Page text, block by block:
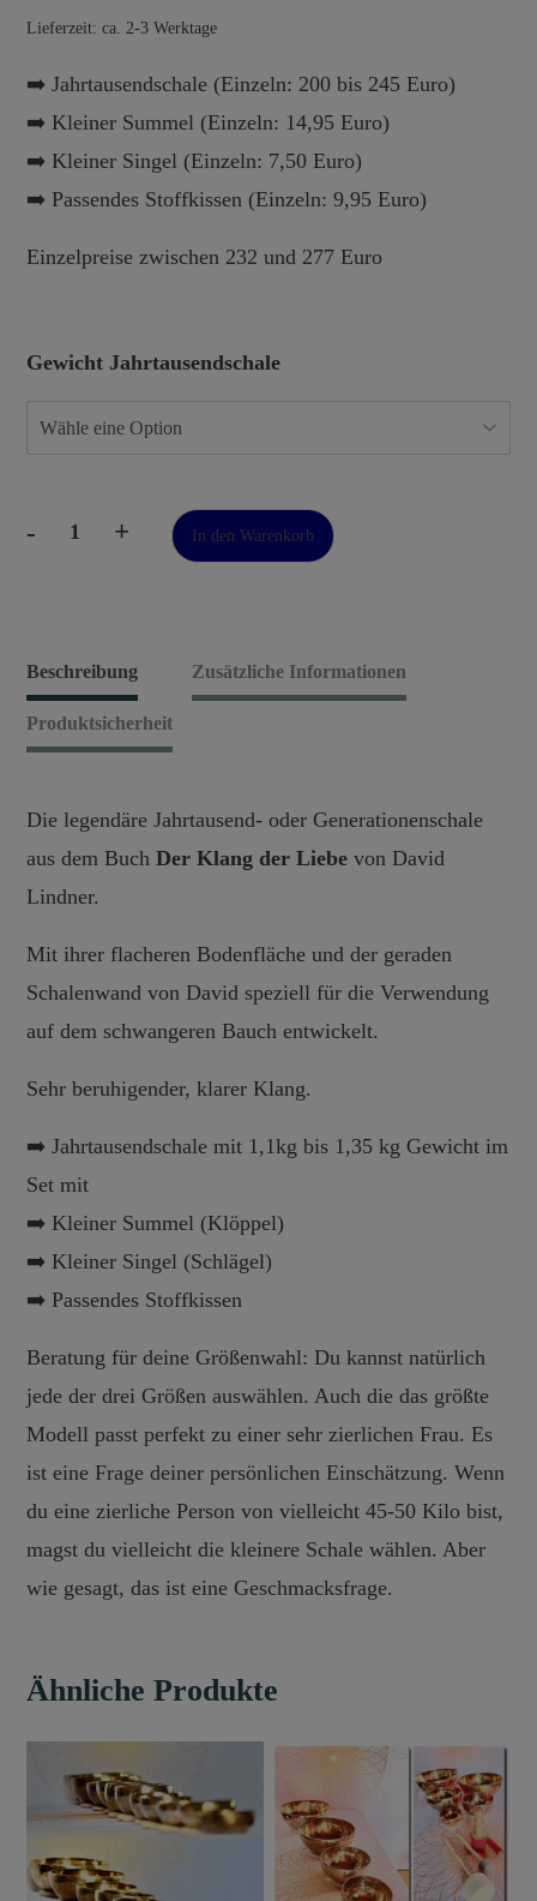
Lieferzeit: ca. 2-3 Werktage
➡️ Jahrtausendschale (Einzeln: 200 bis 245 Euro)
➡️ Kleiner Summel (Einzeln: 14,95 Euro)
➡️ Kleiner Singel (Einzeln: 7,50 Euro)
➡️ Passendes Stoffkissen (Einzeln: 9,95 Euro)
Einzelpreise zwischen 232 und 277 Euro
Gewicht Jahrtausendschale
-
Set
Menge
+ In den Warenkorb
Beschreibung Zusätzliche Informationen
Produktsicherheit
Die legendäre Jahrtausend- oder Generationenschale
aus dem Buch Der Klang der Liebe von David
Lindner.
Mit ihrer flacheren Bodenfläche und der geraden
Schalenwand von David speziell für die Verwendung
auf dem schwangeren Bauch entwickelt.
Sehr beruhigender, klarer Klang.
➡️ Jahrtausendschale mit 1,1kg bis 1,35 kg Gewicht im
Set mit
➡️ Kleiner Summel (Klöppel)
➡️ Kleiner Singel (Schlägel)
➡️ Passendes Stoffkissen
Beratung für deine Größenwahl: Du kannst natürlich
jede der drei Größen auswählen. Auch die das größte
Modell passt perfekt zu einer sehr zierlichen Frau. Es
ist eine Frage deiner persönlichen Einschätzung. Wenn
du eine zierliche Person von vielleicht 45-50 Kilo bist,
magst du vielleicht die kleinere Schale wählen. Aber
wie gesagt, das ist eine Geschmacksfrage.
Ähnliche Produkte